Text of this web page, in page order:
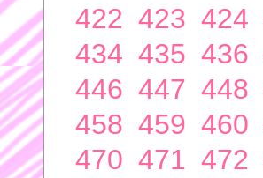
422 423 424
434 435 436
446 447 448
458 459 460
470 471 472